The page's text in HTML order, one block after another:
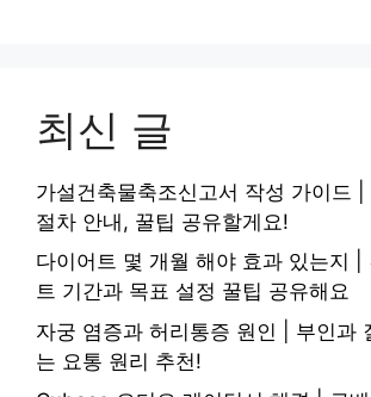
최신 글
가설건축물축조신고서 작성 가이드 |
절차 안내, 꿀팁 공유할게요!
다이어트 몇 개월 해야 효과 있는지 |
트 기간과 목표 설정 꿀팁 공유해요
자궁 염증과 허리통증 원인 | 부인과
는 요통 원리 추천!